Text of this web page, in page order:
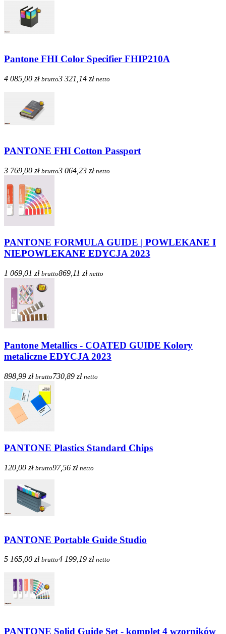
Pantone FHI Color Specifier FHIP210A
4 085,00 zł brutto3 321,14 zł netto
PANTONE FHI Cotton Passport
3 769,00 zł brutto3 064,23 zł netto
PANTONE FORMULA GUIDE | POWLEKANE I
NIEPOWLEKANE EDYCJA 2023
1 069,01 zł brutto869,11 zł netto
Pantone Metallics - COATED GUIDE Kolory
metaliczne EDYCJA 2023
898,99 zł brutto730,89 zł netto
PANTONE Plastics Standard Chips
120,00 zł brutto97,56 zł netto
PANTONE Portable Guide Studio
5 165,00 zł brutto4 199,19 zł netto
PANTONE Solid Guide Set - komplet 4 wzorników